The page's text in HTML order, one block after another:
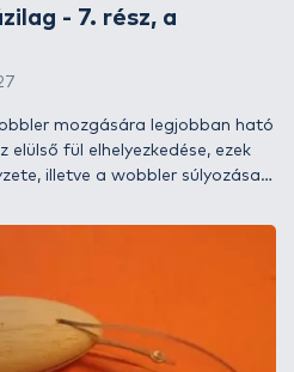
- 7. rész, a
mozgására legjobban ható
elülső fül elhelyezkedése, ezek
illetve a wobbler súlyozása.
mi magunk tervezzük meg előre
tudjuk érni, hogy wobblereink